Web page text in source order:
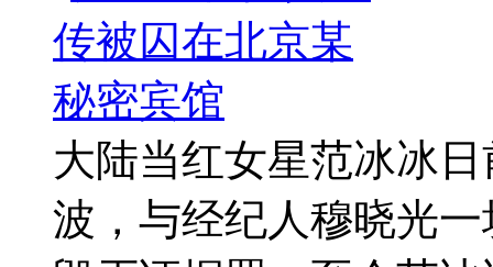
大陆当红女星范冰冰
波，与经纪人穆晓光